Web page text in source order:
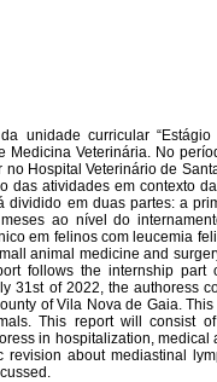
unidade curricular
Medicina Veterinária. No
Hospital Veterinário de
das atividades em contexto
dividido em duas partes: a
ao nível do
em felinos com leucemia
animal medicine and
follows the internship part
31st of 2022, the authoress
of Vila Nova de Gaia.
This report will consist
in hospitalization, medical
about mediastinal